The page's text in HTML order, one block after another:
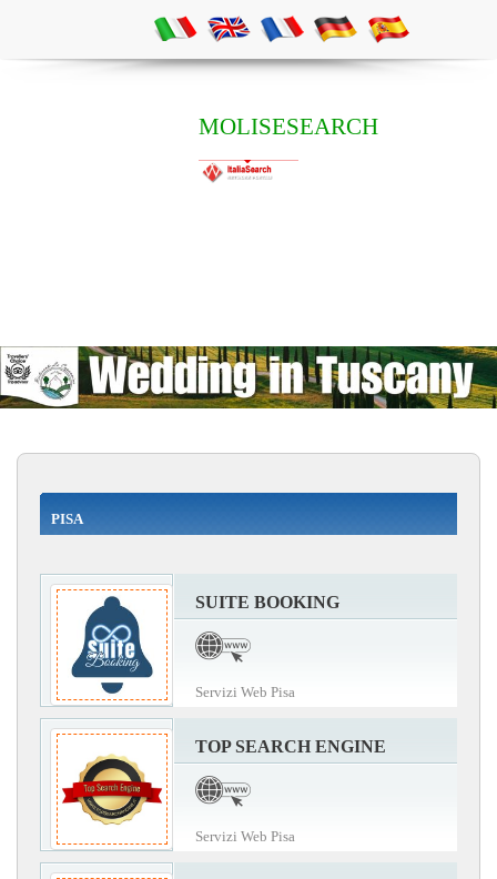
MOLISESEARCH
PISA
SUITE BOOKING
Servizi Web Pisa
TOP SEARCH ENGINE
Servizi Web Pisa